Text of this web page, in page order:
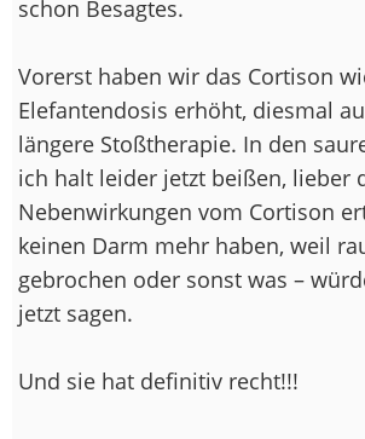
schon Besagtes.
Vorerst haben wir das Cortison
Elefantendosis erhöht, diesmal
längere Stoßtherapie. In den
ich halt leider jetzt beißen, lieber
Nebenwirkungen vom Cortison
keinen Darm mehr haben, weil
gebrochen oder sonst was –
jetzt sagen.
Und sie hat definitiv recht!!!